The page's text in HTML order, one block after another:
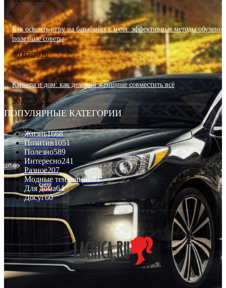
Как освоить игру на барабанах с нуля: эффективные методы
полезные советы
30.07.2026
Карьера и дом: как деловой женщине совместить всё
30.07.2026
ПОПУЛЯРНЫЕ КАТЕГОРИИ
Жизнь1668
Позитив1051
Полезно589
Интересно241
Разное207
Модные тенденции81
Для дома64
Досуг60